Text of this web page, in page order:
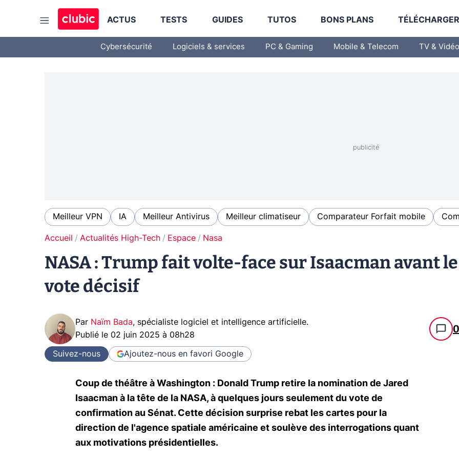
ACTUS TESTS GUIDES TUTOS BONS PLANS
Cybersécurité Logiciels & services PC & Gaming Mobile & Telecom TV & Vidéo
Meilleur VPN IA Meilleur Antivirus Meilleur climatiseur Comparateur Forfait mobile
Accueil Actualités High-Tech Espace Nasa
NASA : Trump fait volte-face sur Isaacman avant le
vote décisif
Par Naïm Bada, spécialiste logiciel et intelligence artificielle.
Publié le 02 juin 2025 à 08h28 0
Suivez-nous Ajoutez-nous en favori Google
Coup de théâtre à Washington : Donald Trump retire la nomination de Jared
Isaacman à la tête de la NASA, à quelques jours seulement du vote de
confirmation au Sénat. Cette décision surprise rebat les cartes pour la
direction de l'agence spatiale américaine et soulève des interrogations quant
aux motivations présidentielles.